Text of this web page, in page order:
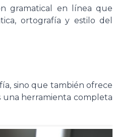
gramatical en línea que
ortografía y estilo del
sino que también ofrece
una herramienta completa